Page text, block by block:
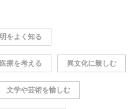
をよく知る
療を考える 異文化に親しむ
文学や芸術を愉しむ